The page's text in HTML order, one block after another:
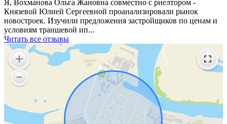
Я, Вохманова Ольга Жановна совместно с риелтором -
Князевой Юлией Сергеевной проанализировали рынок
новостроек. Изучили предложения застройщиков по ценам и
условиям траншевой ип...
Читать все отзывы